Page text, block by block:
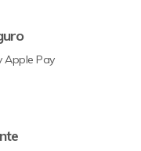
Apple Pay